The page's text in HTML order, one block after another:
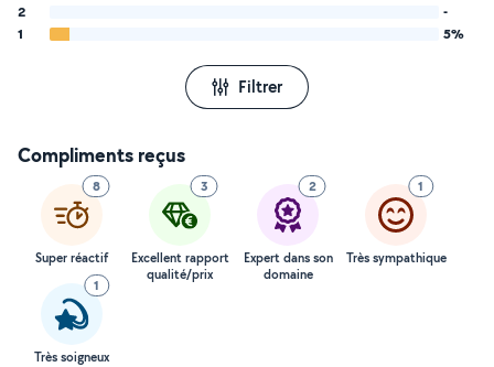
2
-
1
5%
Filtrer
Compliments reçus
8
Super réactif
3
Excellent rapport
qualité/prix
2
Expert dans son
domaine
1
Très sympathique
1
Très soigneux